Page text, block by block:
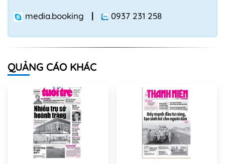
media.booking | 0937 231 258
QUẢNG CÁO KHÁC